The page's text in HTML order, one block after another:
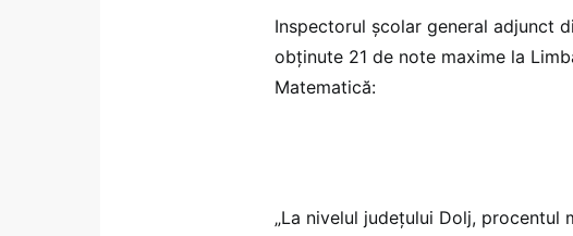
Inspectorul școlar general adjunct
obținute 21 de note maxime la
Matematică:
„La nivelul județului Dolj, procentul